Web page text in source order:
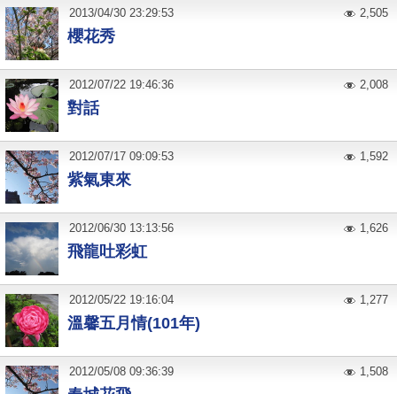
櫻花秀
2013/04/30 23:29:53 2,505
對話
2012/07/22 19:46:36 2,008
紫氣東來
2012/07/17 09:09:53 1,592
飛龍吐彩虹
2012/06/30 13:13:56 1,626
溫馨五月情(101年)
2012/05/22 19:16:04 1,277
2012/05/08 09:36:39 1,508